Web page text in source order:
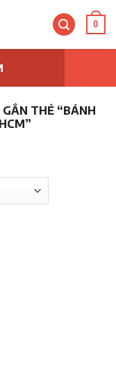
0
THẺ “BÁNH